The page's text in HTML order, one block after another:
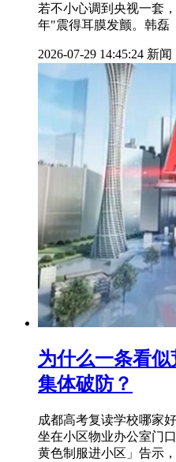
若不小心调到央视一套
年"震得耳膜发颤。韩磊
2026-07-29 14:45:24 新闻
为什么一条看
集体破防？
成都高考复读学校哪家
坐在小区物业办公室门
黄色制服进小区」告示